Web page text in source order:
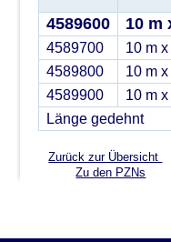
4589600 10 m
4589700 10 m
4589800
10 m
4589900
10 m
Länge gedehnt
Zurück zur Übersicht
Zu den PZNs